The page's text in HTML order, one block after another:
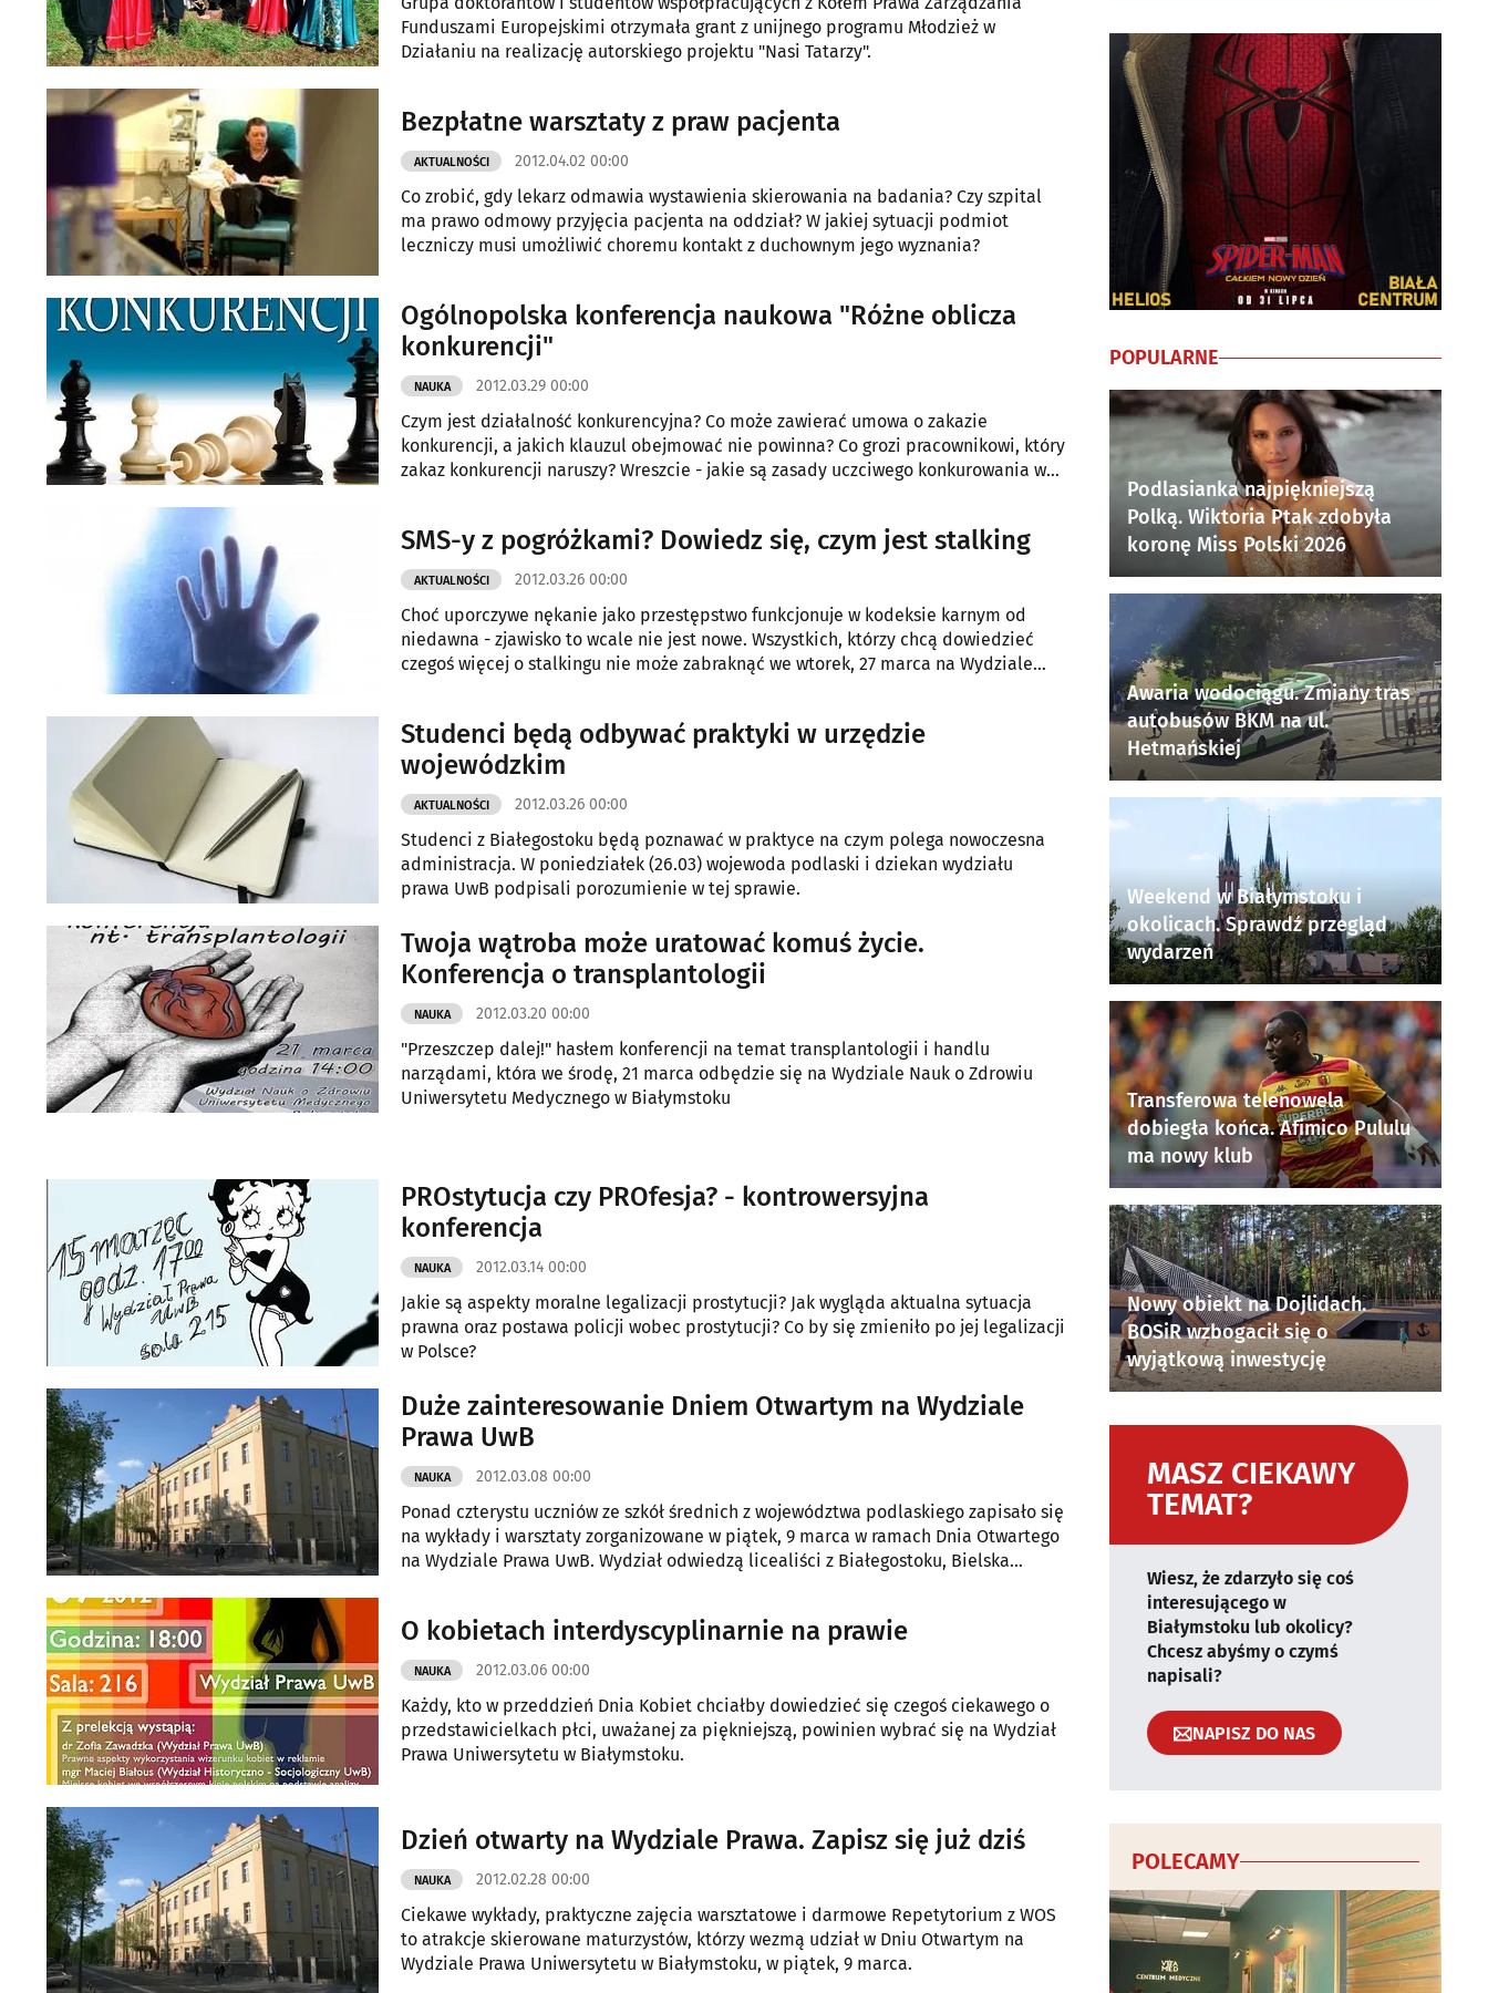
Funduszami Europejskimi otrzymała grant z unijnego programu Młodzież w
Działaniu na realizację autorskiego projektu "Nasi Tatarzy".
Bezpłatne warsztaty z praw pacjenta
AKTUALNOŚCI 2012.04.02 00:00
Co zrobić, gdy lekarz odmawia wystawienia skierowania na badania? Czy szpital
ma prawo odmowy przyjęcia pacjenta na oddział? W jakiej sytuacji podmiot
leczniczy musi umożliwić choremu kontakt z duchownym jego wyznania?
Ogólnopolska konferencja naukowa "Różne oblicza
konkurencji"
NAUKA 2012.03.29 00:00
Czym jest działalność konkurencyjna? Co może zawierać umowa o zakazie
konkurencji, a jakich klauzul obejmować nie powinna? Co grozi pracownikowi, który
zakaz konkurencji naruszy? Wreszcie - jakie są zasady uczciwego konkurowania w
SMS-y z pogróżkami? Dowiedz się, czym jest stalking
AKTUALNOŚCI 2012.03.26 00:00
Choć uporczywe nękanie jako przestępstwo funkcjonuje w kodeksie karnym od
niedawna - zjawisko to wcale nie jest nowe. Wszystkich, którzy chcą dowiedzieć
czegoś więcej o stalkingu nie może zabraknąć we wtorek, 27 marca na Wydziale
Studenci będą odbywać praktyki w urzędzie
wojewódzkim
AKTUALNOŚCI 2012.03.26 00:00
Studenci z Białegostoku będą poznawać w praktyce na czym polega nowoczesna
administracja. W poniedziałek (26.03) wojewoda podlaski i dziekan wydziału
prawa UwB podpisali porozumienie w tej sprawie.
Twoja wątroba może uratować komuś życie.
Konferencja o transplantologii
NAUKA 2012.03.20 00:00
"Przeszczep dalej!" hasłem konferencji na temat transplantologii i handlu
narządami, która we środę, 21 marca odbędzie się na Wydziale Nauk o Zdrowiu
Uniwersytetu Medycznego w Białymstoku
PROstytucja czy PROfesja? - kontrowersyjna
konferencja
NAUKA 2012.03.14 00:00
Jakie są aspekty moralne legalizacji prostytucji? Jak wygląda aktualna sytuacja
prawna oraz postawa policji wobec prostytucji? Co by się zmieniło po jej legalizacji
w Polsce?
Duże zainteresowanie Dniem Otwartym na Wydziale
Prawa UwB
NAUKA 2012.03.08 00:00
Ponad czterystu uczniów ze szkół średnich z województwa podlaskiego zapisało się
na wykłady i warsztaty zorganizowane w piątek, 9 marca w ramach Dnia Otwartego
na Wydziale Prawa UwB. Wydział odwiedzą licealiści z Białegostoku, Bielska
O kobietach interdyscyplinarnie na prawie
NAUKA 2012.03.06 00:00
Każdy, kto w przeddzień Dnia Kobiet chciałby dowiedzieć się czegoś ciekawego o
przedstawicielkach płci, uważanej za piękniejszą, powinien wybrać się na Wydział
Prawa Uniwersytetu w Białymstoku.
Dzień otwarty na Wydziale Prawa. Zapisz się już dziś
NAUKA 2012.02.28 00:00
Ciekawe wykłady, praktyczne zajęcia warsztatowe i darmowe Repetytorium z WOS
to atrakcje skierowane maturzystów, którzy wezmą udział w Dniu Otwartym na
Wydziale Prawa Uniwersytetu w Białymstoku, w piątek, 9 marca.
POPULARNE
Podlasianka najpiękniejszą
Polką. Wiktoria Ptak zdobyła
koronę Miss Polski 2026
Awaria wodociągu. Zmiany tras
autobusów BKM na ul.
Hetmańskiej
Weekend w Białymstoku i
okolicach. Sprawdź przegląd
wydarzeń
Transferowa telenowela
dobiegła końca. Afimico Pululu
ma nowy klub
Nowy obiekt na Dojlidach.
BOSiR wzbogacił się o
wyjątkową inwestycję
MASZ CIEKAWY
TEMAT?
Wiesz, że zdarzyło się coś
interesującego w
Białymstoku lub okolicy?
Chcesz abyśmy o czymś
napisali?
NAPISZ DO NAS
POLECAMY